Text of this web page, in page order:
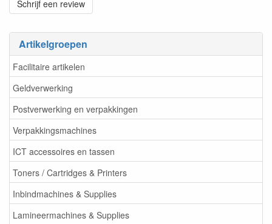
Artikelgroepen
Facilitaire artikelen
Geldverwerking
Postverwerking en verpakkingen
Verpakkingsmachines
ICT accessoires en tassen
Toners / Cartridges & Printers
Inbindmachines & Supplies
Lamineermachines & Supplies
Schrijf een review